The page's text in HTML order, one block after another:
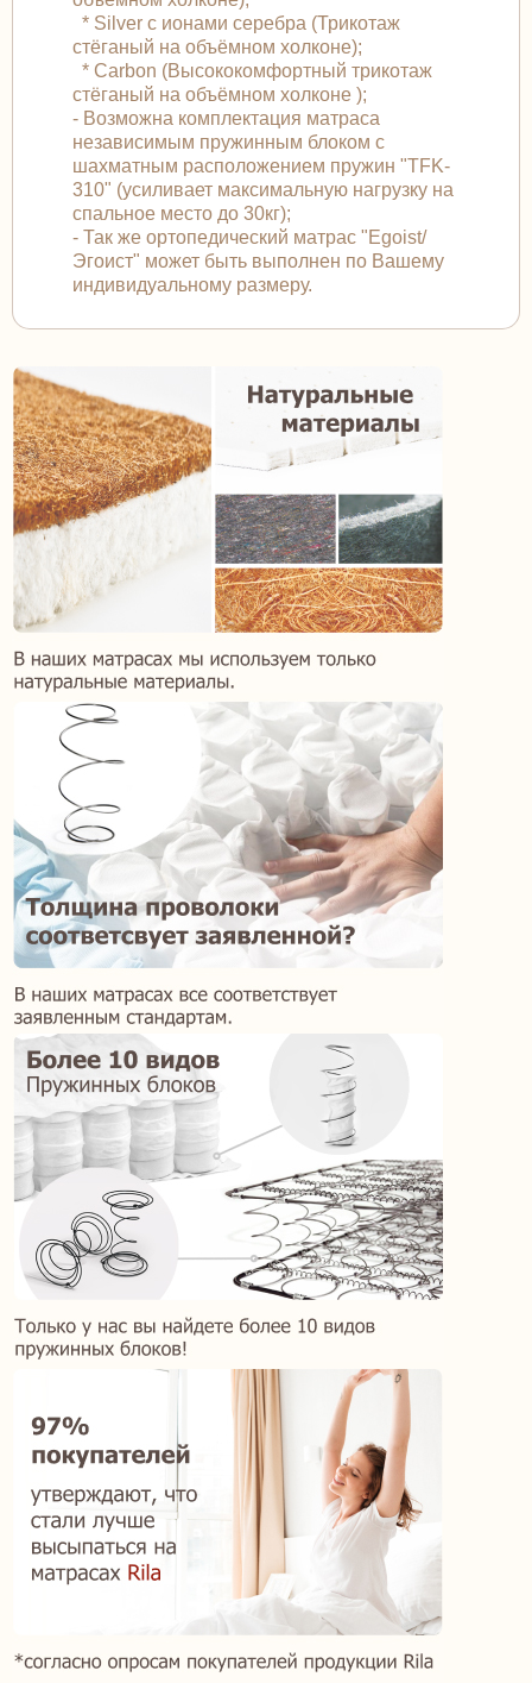
* Silver с ионами серебра (Трикотаж
стёганый на объёмном холконе);
* Carbon (Высококомфортный трикотаж
стёганый на объёмном холконе );
- Возможна комплектация матраса
независимым пружинным блоком с
шахматным расположением пружин "TFK-
310" (усиливает максимальную нагрузку на
спальное место до 30кг);
- Так же ортопедический матрас "Egoist/
Эгоист" может быть выполнен по Вашему
индивидуальному размеру.